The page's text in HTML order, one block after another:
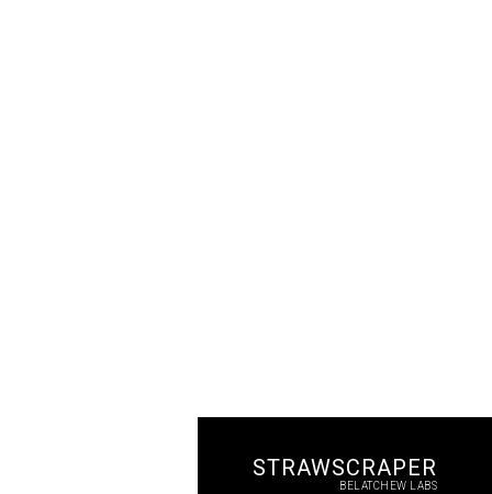
STRAWSCRAPER
BELATCHEW LABS